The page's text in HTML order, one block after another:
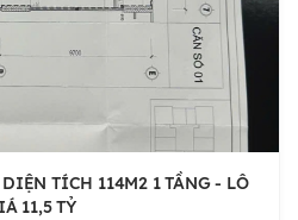
TÍCH 114M2 1 TẦNG - LÔ
11,5 TỶ